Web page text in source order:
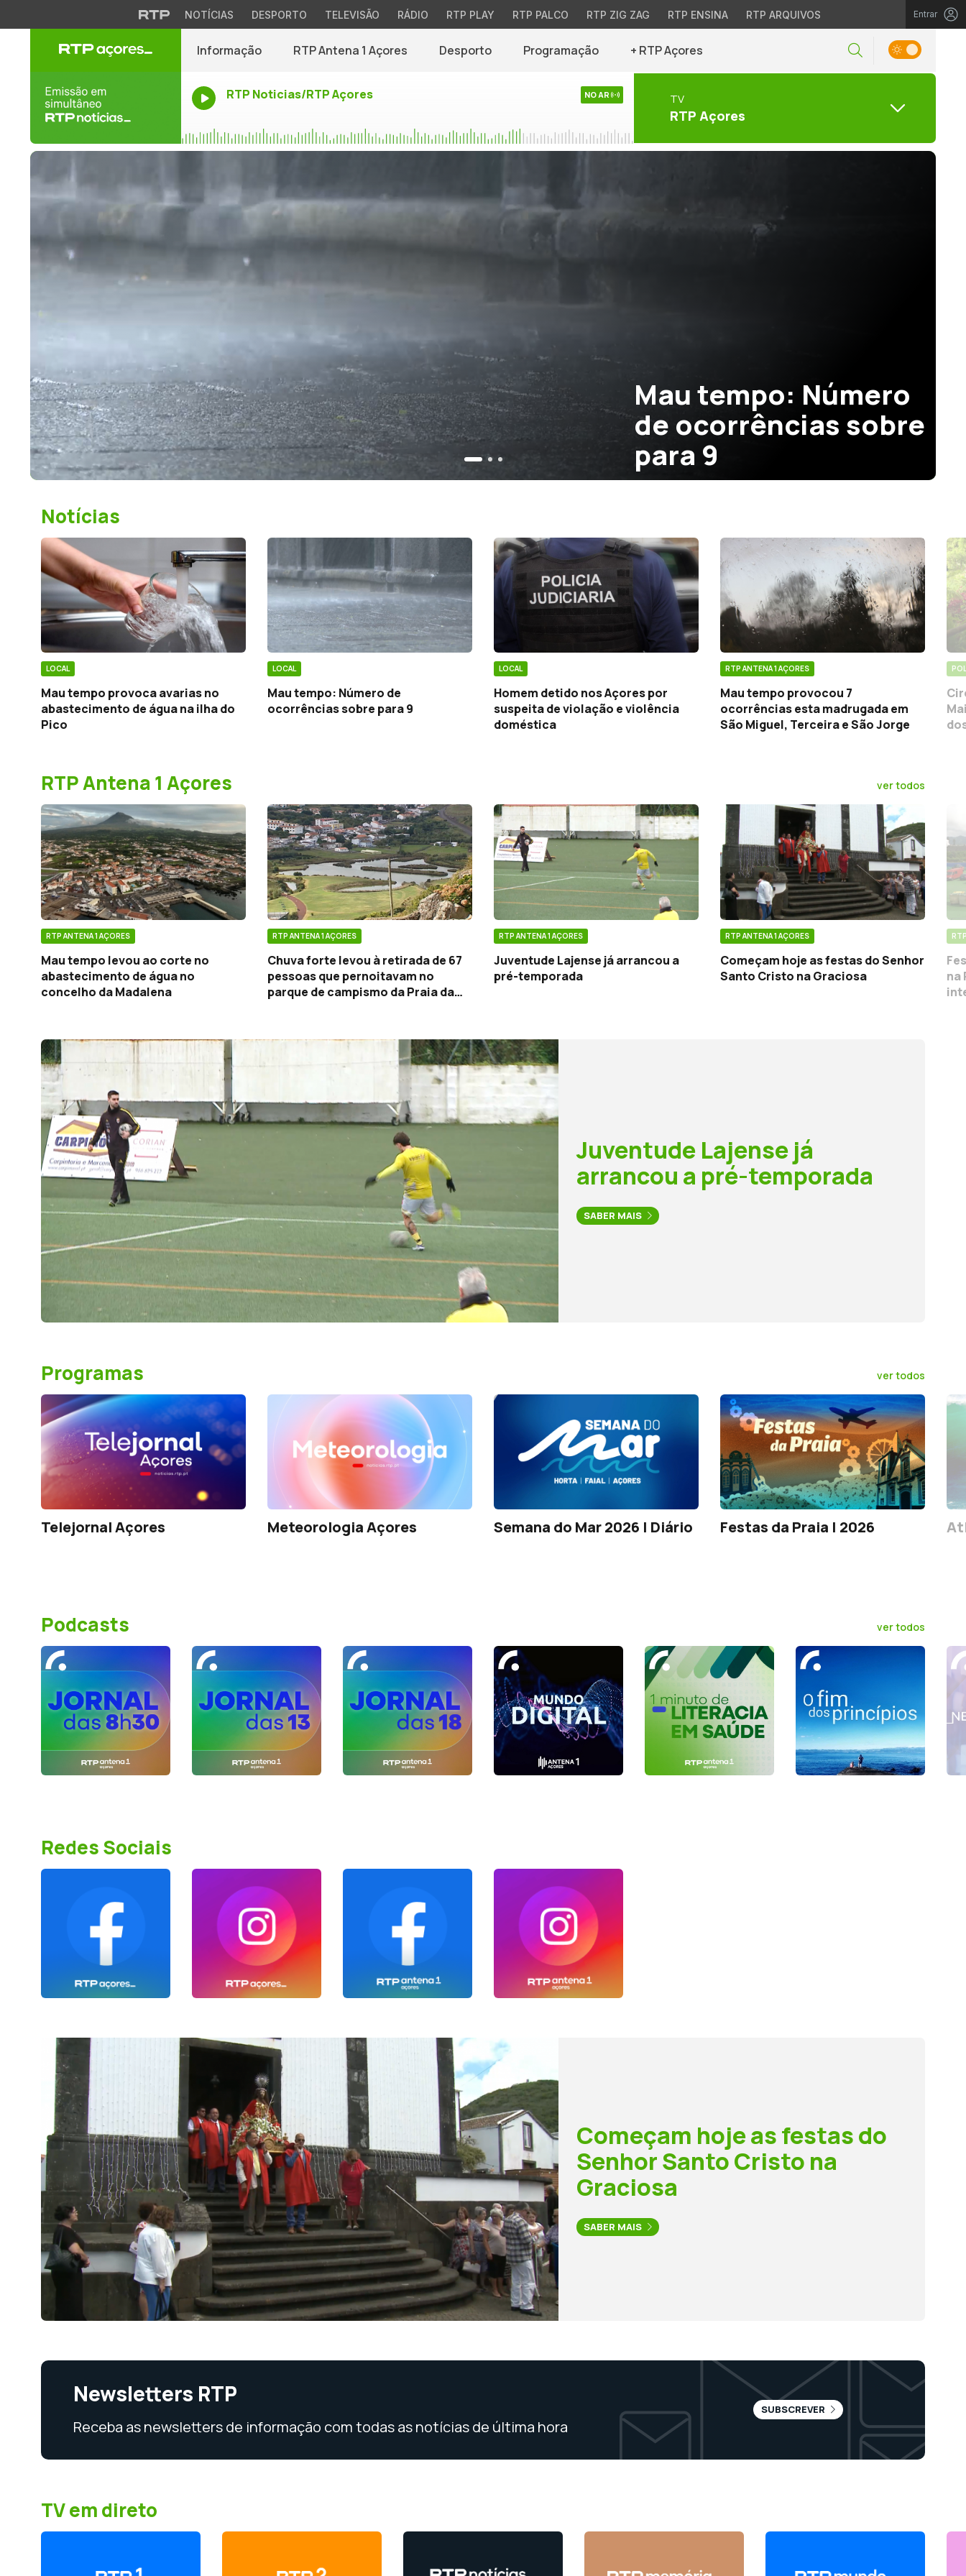
NOTÍCIAS DESPORTO TELEVISÃO RÁDIO RTP PLAY RTP PALCO RTP ZIG ZAG RTP ENSINA RTP ARQUIVOS Entrar
Informação RTP Antena 1 Açores Desporto Programação + RTP Açores
RTP Noticias/RTP Açores NO AR TV
RTP Açores
Mau tempo: Número
de ocorrências sobre
para 9
Notícias
LOCAL
Mau tempo provoca avarias no
abastecimento de água na ilha do
Pico
LOCAL
Mau tempo: Número de
ocorrências sobre para 9
LOCAL
Homem detido nos Açores por
suspeita de violação e violência
doméstica
RTP ANTENA 1 AÇORES
Mau tempo provocou 7
ocorrências esta madrugada em
São Miguel, Terceira e São Jorge
RTP Antena 1 Açores ver todos
RTP ANTENA 1 AÇORES
Mau tempo levou ao corte no
abastecimento de água no
concelho da Madalena
RTP ANTENA 1 AÇORES
Chuva forte levou à retirada de 67
pessoas que pernoitavam no
parque de campismo da Praia da
RTP ANTENA 1 AÇORES
Juventude Lajense já arrancou a
pré-temporada
RTP ANTENA 1 AÇORES
Começam hoje as festas do Senhor
Santo Cristo na Graciosa
na
Juventude Lajense já
arrancou a pré-temporada
SABER MAIS
Programas ver todos
Telejornal Açores Meteorologia Açores Semana do Mar 2026 | Diário Festas da Praia | 2026
Podcasts ver todos
Redes Sociais
Começam hoje as festas do
Senhor Santo Cristo na
Graciosa
SABER MAIS
Newsletters RTP
Receba as newsletters de informação com todas as notícias de última hora
SUBSCREVER
TV em direto